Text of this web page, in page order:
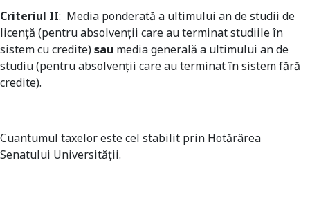
Criteriul II: Media ponderată a ultimului an de studii de
licenţă (pentru absolvenţii care au terminat studiile în
sistem cu credite)sau media generală a ultimului an de
studiu (pentru absolvenţii care au terminat în sistem fără
credite).
Cuantumul taxelor este cel stabilit prin Hotărârea
Senatului Universității.